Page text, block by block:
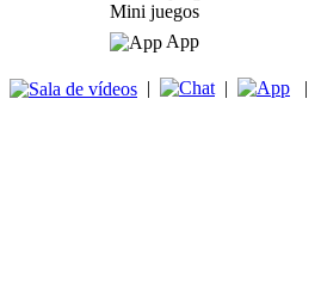
Mini juegos
App
| | |